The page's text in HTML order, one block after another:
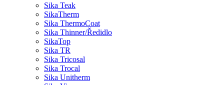
Sika Teak
SikaTherm
Sika ThermoCoat
Sika Thinner/Ředidlo
SikaTop
Sika TR
Sika Tricosal
Sika Trocal
Sika Unitherm